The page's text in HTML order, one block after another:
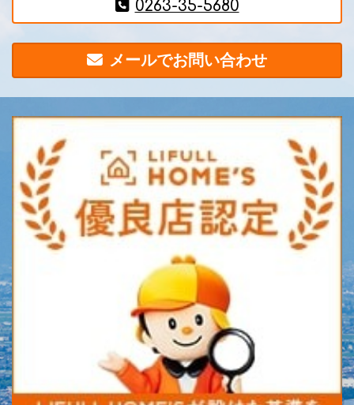
0263-35-5680
メールでお問い合わせ